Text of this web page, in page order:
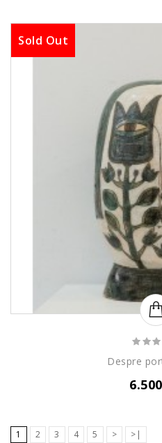
Sold Out
1 2 3 4 5 > >|